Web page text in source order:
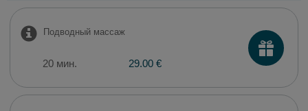
Подводный массаж
20 мин. 29.00 €